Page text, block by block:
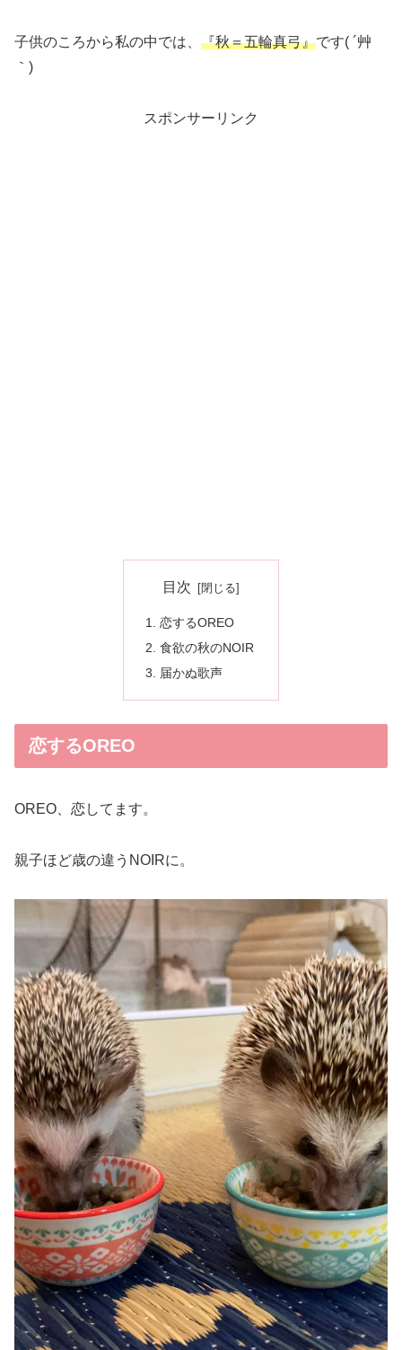
子供のころから私の中では、 『秋＝五輪真弓』です( ´艸
｀)
スポンサーリンク
目次
恋するOREO
食欲の秋のNOIR
届かぬ歌声
恋するOREO
OREO、恋してます。
親子ほど歳の違うNOIRに。